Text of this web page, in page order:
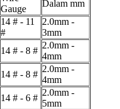
Gauge
Dalam mm
14 # - 11
#
2.0mm -
3mm
14 # - 8 #
2.0mm -
4mm
14 # - 8 #
2.0mm -
4mm
14 # - 6 #
2.0mm -
5mm